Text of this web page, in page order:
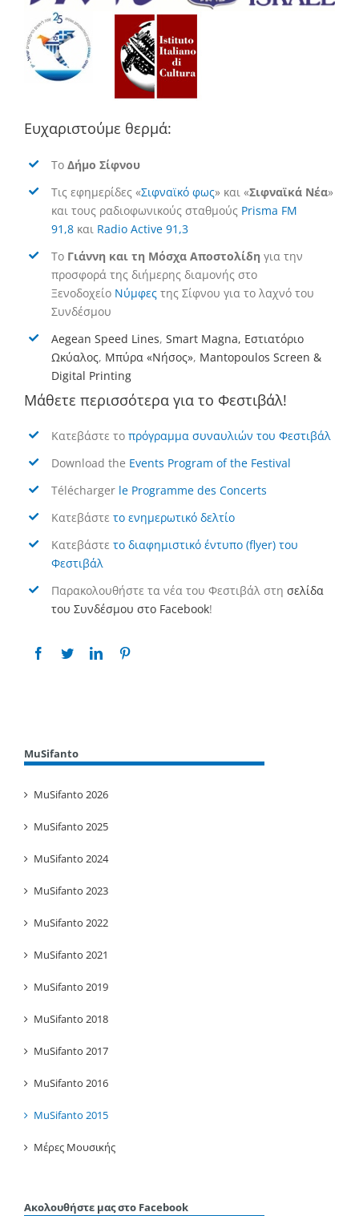
Ευχαριστούμε θερμά:
Το Δήμο Σίφνου
Τις εφημερίδες «Σιφναϊκό φως» και «Σιφναϊκά Νέα»
και τους ραδιοφωνικούς σταθμούς Prisma FM
91,8και Radio Active 91,3
Το Γιάννη και τη Μόσχα Αποστολίδη για την
προσφορά της διήμερης διαμονής στο
Ξενοδοχείο Νύμφεςτης Σίφνου για το λαχνό του
Συνδέσμου
Aegean Speed Lines, Smart Magna, Εστιατόριο
Ωκύαλος, Μπύρα «Νήσος», Mantopoulos Screen &
Digital Printing
Μάθετε περισσότερα για το Φεστιβάλ!
Κατεβάστε το πρόγραμμα συναυλιών του Φεστιβάλ
Download the Events Program of the Festival
Télécharger le Programme des Concerts
Κατεβάστε το ενημερωτικό δελτίο
Κατεβάστε το διαφημιστικό έντυπο (flyer) του
Φεστιβάλ
Παρακολουθήστε τα νέα του Φεστιβάλ στη σελίδα
του Συνδέσμου στο Facebook!
MuSifanto
MuSifanto 2026
MuSifanto 2025
MuSifanto 2024
MuSifanto 2023
MuSifanto 2022
MuSifanto 2021
MuSifanto 2019
MuSifanto 2018
MuSifanto 2017
MuSifanto 2016
MuSifanto 2015
Μέρες Μουσικής
Ακολουθήστε μας στο Facebook